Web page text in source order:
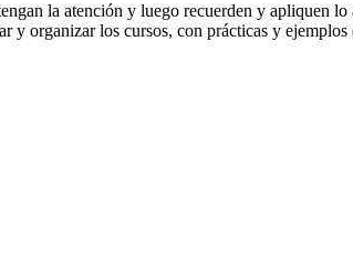
la atención y luego recuerden y apliquen
y organizar los cursos, con prácticas y